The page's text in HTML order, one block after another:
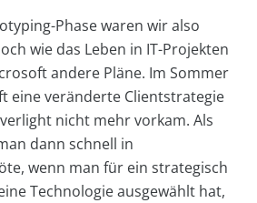
Phase waren wir also
wie das Leben in IT-Projekten
andere Pläne. Im Sommer
eine veränderte Clientstrategie
nicht mehr vorkam. Als
dann schnell in
wenn man für ein strategisch
Technologie ausgewählt hat,